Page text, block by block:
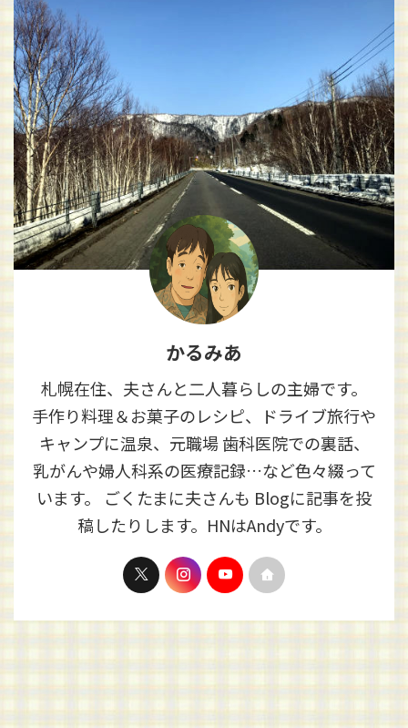
かるみあ
札幌在住、夫さんと二人暮らしの主婦です。
手作り料理＆お菓子のレシピ、ドライブ旅行や
キャンプに温泉、元職場 歯科医院での裏話、
乳がんや婦人科系の医療記録…など色々綴って
います。 ごくたまに夫さんも Blogに記事を投
稿したりします。HNはAndyです。